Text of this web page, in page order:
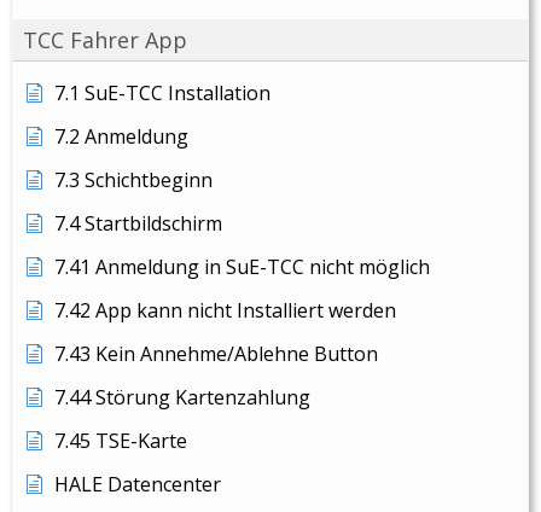
TCC Fahrer App
7.1 SuE-TCC Installation
7.2 Anmeldung
7.3 Schichtbeginn
7.4 Startbildschirm
7.41 Anmeldung in SuE-TCC nicht möglich
7.42 App kann nicht Installiert werden
7.43 Kein Annehme/Ablehne Button
7.44 Störung Kartenzahlung
7.45 TSE-Karte
HALE Datencenter